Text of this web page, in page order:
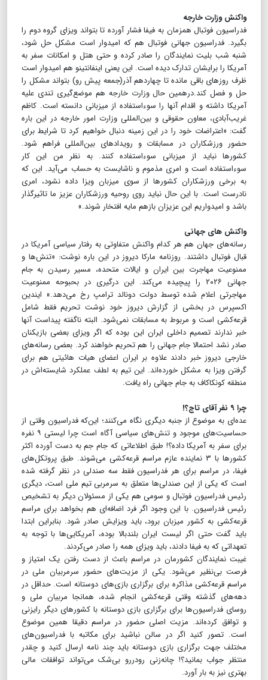
واکنش وزارت خارجه
فدراسیون فوتبال همزمان به فیفا فشار آورده تا بتواند ویزای گروه دوم را
بگیرد. فدراسیون جهانی فوتبال هم که امیدوار است مشکل حل شود،
شنبه شب بلیت نمایندگان را صادر کرده و حتی هتل و امکانات سفر به
آمریکا را برایشان تدارک دیده است. این یعنی اینفانتینو هم امیدوار است
ظرف روزهای باقی مانده تا چهاردهم آذر(جمعه پیش رو) بتواند مشکل را
حل و فصل کند.درهمین حال وزارت خارجه هم موضع‌گیری تندی علیه
آمریکا داشته و اقدام آنها را سوء‌استفاده از میزبانی دانسته است. کاظم
غریب‌آبادی، معاون حقوقی و بین‌المللی وزارت امور خارجه در این باره
گفت: «اعتراضات خود را در این زمینه دنبال خواهیم کرد تا شرایط برای
حضور ورزشکاران در مسابقات و رویدادهای بین‌المللی فراهم شود.
کشورها نباید از میزبانی سوءاستفاده کنند. به نظر من این کار
سوءاستفاده است و امری مذموم و ناشایست به حساب می‌آید. این که
به برخی ورزشکاران کشورها از سوی میزبان ویزا داده نشود، امری
نادرست است. با این حال نباید روی روحیه ورزشکاران عزیز ما تاثیرگذار
باشد و امیدواریم این عزیزان بازهم مایه افتخار شوند.»
واکنش های جهانی
رسانه‌های جهان هم هر کدام واکنش متفاوتی به رفتار سیاسی آمریکا در
قبال فوتبال داشتند. روزنامه مارکا دیروز در این باره نوشت: «تنش‌ها و
ممنوعیت مهاجرت بین ایران و ایالات متحده، مسیر رسیدن به جام
جهانی ۲۰۲۶ را پیچیده می‌کند. این درگیری در بحبوحه ممنوعیت
مهاجرتی اعلام‌ شده توسط دولت دونالد ترامپ رخ می‌دهد.» ایندین
اکسپرس در بخشی از گزارش دیروز خود نوشت تحریم فقط شامل
قرعه‌کشی است و مربوط به مسابقات نمی‌‎شود. البته ناگفته پیداست آنها
خبر ندارند تصمیم داخلی ایران این بوده که اگر ویزای بعضی بازیکنان
صادر نشد احتمالا جام جهانی را هم تحریم خواهند کرد. بعضی رسانه‌های
خارجی دیروز خبر دادند علاوه بر ایران اعضای هیات هائیتی هم برای
گرفتن ویزا به مشکل خورده‌اند. این تیم به لطف عملکرد شایسته‌اش در
منطقه کونکاکاف به جام جهانی راه یافت.
چرا ۹ نفر آقای تاج؟!
عده‌ای به موضوع از جنبه دیگری نگاه می‌کنند؛ این‌که فدراسیون وقتی از
حساسیت‌های موجود و تنش‌های سیاسی آگاه است چرا لیستی ۹ نفره
برای سفر به آمریکا داده؟! طبق اطلاعاتی که جام جم به دست آورده اکثر
کشورها با ۳ نماینده عازم مراسم قرعه‌کشی می‌شوند. طبق پروتکل‌های
فیفا، در مراسم برای هر فدراسیون فقط سه صندلی در نظر گرفته شده
است که یکی از این صندلی‌ها متعلق به سرمربی تیم ملی است، دیگری
رئیس فدراسیون فوتبال و سومی هم یکی از مسئولان دیگر به تشخیص
رئیس فدراسیون. با این وجود اگر فرد اضافه‌ای هم بخواهد برای مراسم
قرعه‌کشی به کشور میزبان برود، باید ویزایش صادر شود. بنابراین ابتدا
باید گفت حتی اگر لیست ایران بلندبالا بوده، آمریکایی‌ها با توجه به
تعهداتی که به فیفا دادند، باید ویزای همه را صادر می‌کردند.
غیبت نمایندگان کشورمان در مراسم باعث از دست رفتن یک امتیاز و
فرصت بی‌نظیر می‌شود. یکی از مزیت‌های حضور سرمربیان ملی در
مراسم قرعه‌کشی مذاکره برای برگزاری بازی‌های‌ دوستانه است. حداقل در
دهه‌های گذشته وقتی قرعه‌کشی انجام شده، همانجا مربیان ملی و
روسای فدراسیون‌ها برای برگزاری بازی دوستانه با کشورهای دیگر رایزنی
و توافق کرده‌اند. مزیت اصلی حضور در مراسم دقیقا همین موضوع
است. تصور کنید اگر در سالن نباشید برای مکاتبه با فدراسیون‌های
مختلف جهت برگزاری بازی دوستانه باید چند نامه ارسال کنید و چقدر
منتظر جواب بمانید؟! چانه‌زنی رودررو بی‌شک می‌تواند توافقات مالی
بهتری نیز به بار آورد.